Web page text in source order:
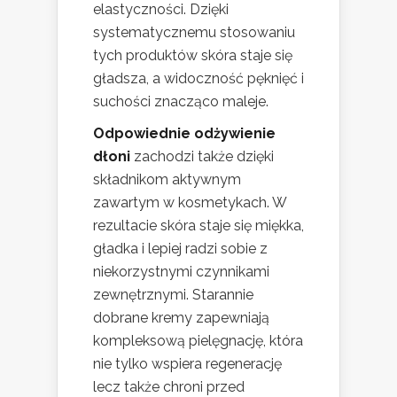
elastyczności. Dzięki
systematycznemu stosowaniu
tych produktów skóra staje się
gładsza, a widoczność pęknięć i
suchości znacząco maleje.
Odpowiednie odżywienie
dłoni zachodzi także dzięki
składnikom aktywnym
zawartym w kosmetykach. W
rezultacie skóra staje się miękka,
gładka i lepiej radzi sobie z
niekorzystnymi czynnikami
zewnętrznymi. Starannie
dobrane kremy zapewniają
kompleksową pielęgnację, która
nie tylko wspiera regenerację
lecz także chroni przed